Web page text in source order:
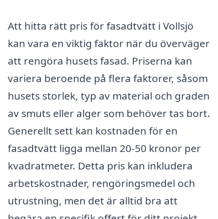
Att hitta rätt pris för fasadtvätt i Vollsjö
kan vara en viktig faktor när du överväger
att rengöra husets fasad. Priserna kan
variera beroende på flera faktorer, såsom
husets storlek, typ av material och graden
av smuts eller alger som behöver tas bort.
Generellt sett kan kostnaden för en
fasadtvätt ligga mellan 20-50 kronor per
kvadratmeter. Detta pris kan inkludera
arbetskostnader, rengöringsmedel och
utrustning, men det är alltid bra att